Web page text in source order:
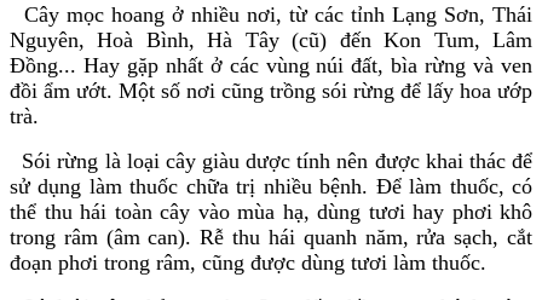
Cây mọc hoang ở nhiều nơi, từ các tỉnh Lạng Sơn, Thái
Nguyên, Hoà Bình, Hà Tây (cũ) đến Kon Tum, Lâm
Đồng... Hay gặp nhất ở các vùng núi đất, bìa rừng và ven
đồi ẩm ướt. Một số nơi cũng trồng sói rừng để lấy hoa ướp
trà.
Sói rừng là loại cây giàu dược tính nên được khai thác để
sử dụng làm thuốc chữa trị nhiều bệnh. Để làm thuốc, có
thể thu hái toàn cây vào mùa hạ, dùng tươi hay phơi khô
trong râm (âm can). Rễ thu hái quanh năm, rửa sạch, cắt
đoạn phơi trong râm, cũng được dùng tươi làm thuốc.